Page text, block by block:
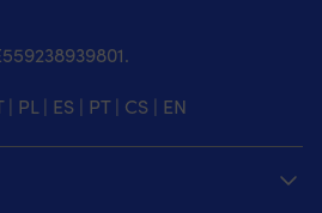
| PL| ES | PT| CS | EN